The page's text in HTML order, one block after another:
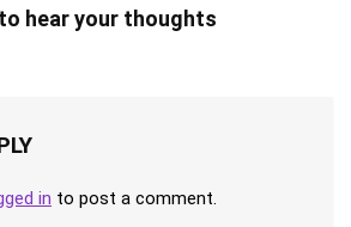
hear your thoughts
in to post a comment.